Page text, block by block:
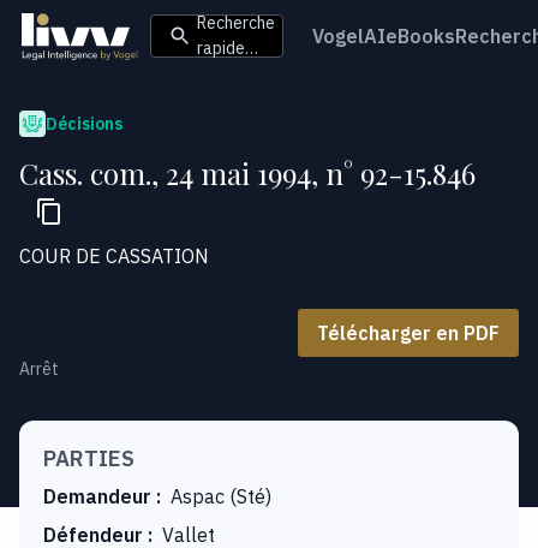
Recherche
rapide…
VogelAIeBooks
Décisions
Cass. com., 24 mai 1994, n° 92-15.846
COUR DE CASSATION
Télécharger en PDF
Arrêt
PARTIES
Demandeur : Aspac (Sté)
Défendeur : Vallet